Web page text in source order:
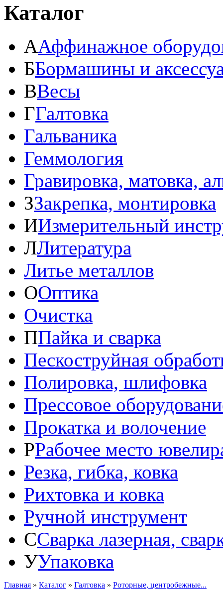
Каталог
ААффинажное
ББормашины и
ВВесы
ГГалтовка
Гальваника
Геммология
Гравировка, матовка,
ЗЗакрепка, монтировка
ИИзмерительный
ЛЛитература
Литье металлов
ООптика
Очистка
ППайка и сварка
Пескоструйная
Полировка, шлифовка
Прессовое
Прокатка и волочение
РРабочее место
Резка, гибка, ковка
Рихтовка и ковка
Ручной инструмент
ССварка лазерная,
УУпаковка
Главная » Каталог » Галтовка » Роторные, центробежные...